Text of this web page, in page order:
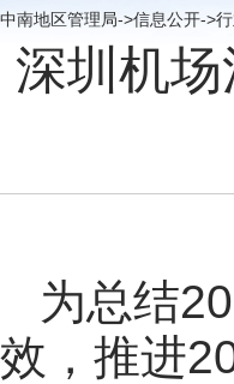
中南地区管理局->信息公开->
深圳机场
为总结
效，推进
按
Alt